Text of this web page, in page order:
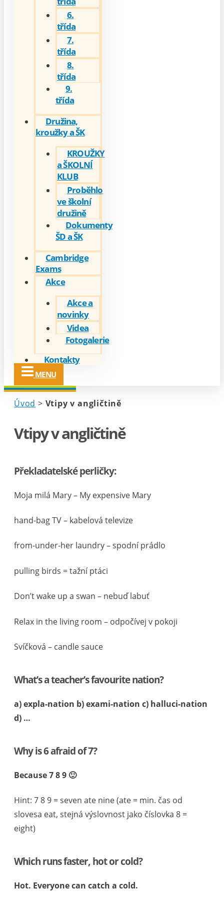
6.
třída
7.
třída
8.
třída
9.
třída
Družina,
kroužky a ŠK
KROUŽKY
a ŠKOLNÍ
KLUB
Proběhlo
ve školní
družině
Dokumenty
ŠD a ŠK
Cambridge
Exams
Akce
Akce a
novinky
Videa
Fotogalerie
Kontakty
MENU
Úvod > Vtipy v angličtině
Vtipy v angličtině
Překladatelské perličky:
Moja milá Mary – My expensive Mary
hand-bag TV – kabelová televize
from-under-her laundry – spodní prádlo
pulling birds = tažní ptáci
Don’t wake up a swan – nebuď labuť
Relax in the living room – odpočívej v pokoji
Svíčková – candle sauce
What’s a teacher’s favourite nation?
a) expla-nation b) exami-nation c) halluci-nation
d) …
Why is 6 afraid of 7?
Because 7 8 9 🙂
Hint: 7 8 9 = seven ate nine (ate = min. čas od
slovesa eat, stejná výslovnost jako číslovka 8 =
eight)
Which runs faster, hot or cold?
Hot. Everyone can catch a cold.